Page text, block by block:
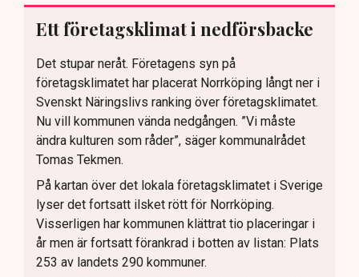
Ett företagsklimat i nedförsbacke
Det stupar neråt. Företagens syn på
företagsklimatet har placerat Norrköping långt ner i
Svenskt Näringslivs ranking över företagsklimatet.
Nu vill kommunen vända nedgången. ”Vi måste
ändra kulturen som råder”, säger kommunalrådet
Tomas Tekmen.
På kartan över det lokala företagsklimatet i Sverige
lyser det fortsatt ilsket rött för Norrköping.
Visserligen har kommunen klättrat tio placeringar i
år men är fortsatt förankrad i botten av listan: Plats
253 av landets 290 kommuner.